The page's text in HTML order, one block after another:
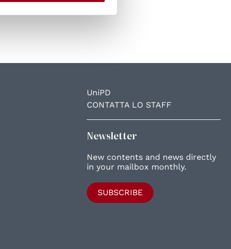
UniPD
CONTATTA LO STAFF
Newsletter
New contents and news directly
in your mailbox monthly.
SUBSCRIBE